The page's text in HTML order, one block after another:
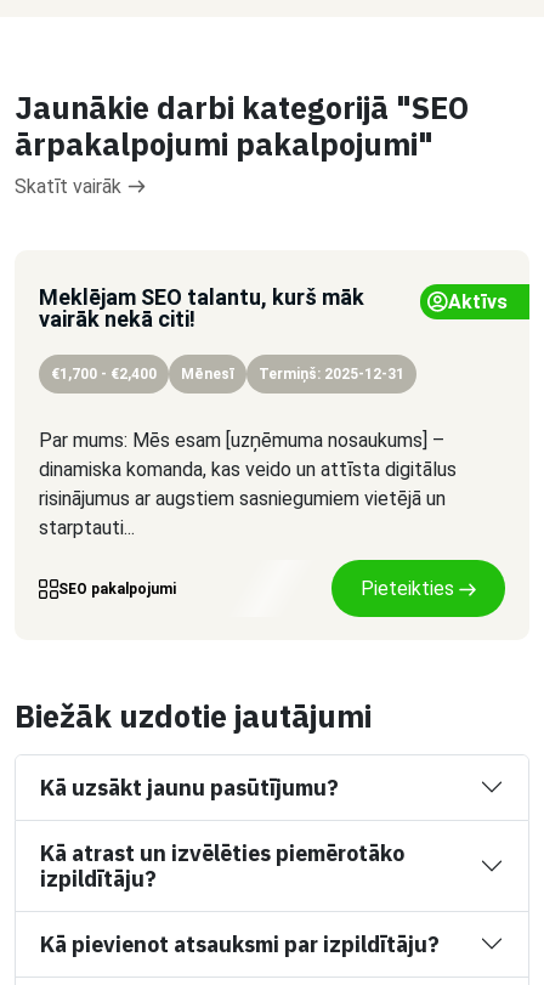
Jaunākie darbi kategorijā "SEO
ārpakalpojumi pakalpojumi"
Skatīt vairāk
Meklējam SEO talantu, kurš māk
vairāk nekā citi!
Aktīvs
€1,700 - €2,400 Mēnesī Termiņš: 2025-12-31
Par mums: Mēs esam [uzņēmuma nosaukums] –
dinamiska komanda, kas veido un attīsta digitālus
risinājumus ar augstiem sasniegumiem vietējā un
starptauti...
SEO pakalpojumi Pieteikties
Biežāk uzdotie jautājumi
Kā uzsākt jaunu pasūtījumu?
Kā atrast un izvēlēties piemērotāko
izpildītāju?
Kā pievienot atsauksmi par izpildītāju?